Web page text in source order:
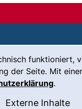
funktioniert,
der Seite. Mit
.
Cookies
Externe Inhalte:
Kontakt
Karriere
Presse